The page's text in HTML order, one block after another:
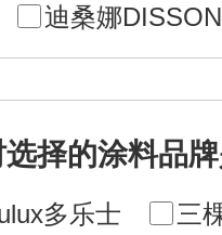
迪桑娜
择的涂料品
多乐士
三